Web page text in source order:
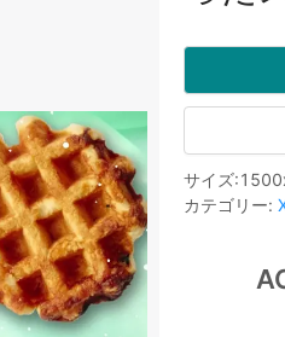
サイズ:1500
カテゴリー: